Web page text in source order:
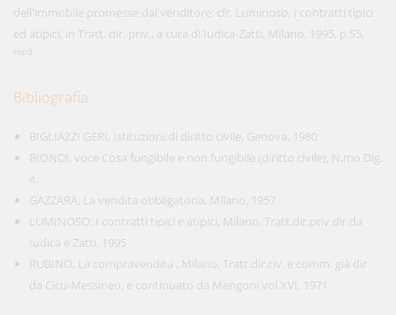
dell'immobile promesse dal venditore: cfr. Luminoso, I contratti tipici
ed atipici, in Tratt. dir. priv., a cura di Iudica-Zatti, Milano, 1995, p.55.
top3
Bibliografia
BIGLIAZZI GERI, Istituzioni di diritto civile, Genova, 1980
BIONDI, voce Cosa fungibile e non fungibile (diritto civile), N.mo Dig.
it.
GAZZARA, La vendita obbligatoria, Milano, 1957
LUMINOSO, I contratti tipici e atipici, Milano, Tratt.dir.priv.dir.da
Iudica e Zatti, 1995
RUBINO, La compravendita , Milano, Tratt.dir.civ. e comm. già dir.
da Cicu-Messineo, e continuato da Mengoni vol.XVI, 1971